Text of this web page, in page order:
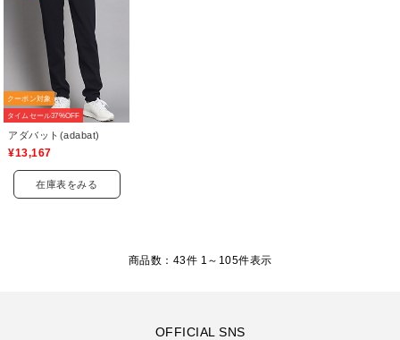
クーポン対象
タイムセール37%OFF
アダバット(adabat)
¥13,167
在庫表をみる
商品数：43件 1～ 105件表示
OFFICIAL SNS